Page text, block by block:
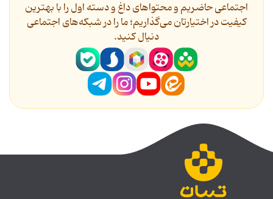
اجتماعی حاضریم و محتواهای داغ و دسته اول را با بهترین
کیفیت در اختیارتان می‌گذاریم؛ ما را در شبکه‌های اجتماعی
دنیال کنید.